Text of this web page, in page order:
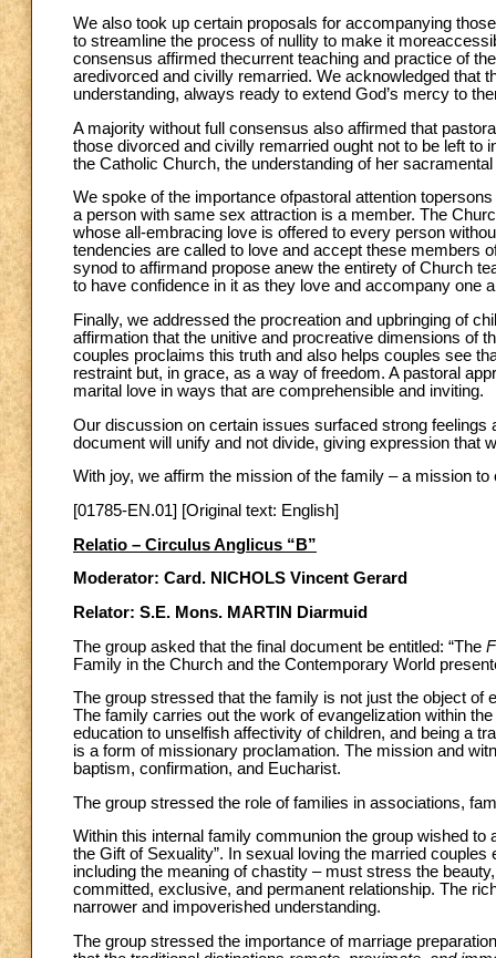
We also took up certain proposals for accompanying
to streamline the process of nullity to make it
consensus affirmed thecurrent teaching and practice of
aredivorced and civilly remarried. We acknowledged that
understanding, always ready to extend God’s mercy to
A majority without full consensus also affirmed that
those divorced and civilly remarried ought not to be left to
the Catholic Church, the understanding of her
We spoke of the importance ofpastoral attention
a person with same sex attraction is a member. The
whose all-embracing love is offered to every person
tendencies are called to love and accept these members
synod to affirmand propose anew the entirety of Church
to have confidence in it as they love and accompany one
Finally, we addressed the procreation and upbringing of
affirmation that the unitive and procreative dimensions of
couples proclaims this truth and also helps couples see
restraint but, in grace, as a way of freedom. A pastoral
marital love in ways that are comprehensible and inviting.
Our discussion on certain issues surfaced strong feelings
document will unify and not divide, giving expression that
With joy, we affirm the mission of the family – a mission
[01785-EN.01] [Original text: English]
Relatio – Circulus Anglicus “B”
Moderator: Card. NICHOLS Vincent Gerard
Relator: S.E. Mons. MARTIN Diarmuid
The group asked that the final document be entitled: “The
Family in the Church and the Contemporary World
The group stressed that the family is not just the object of
The family carries out the work of evangelization within
education to unselfish affectivity of children, and being a
is a form of missionary proclamation. The mission and
baptism, confirmation, and Eucharist.
The group stressed the role of families in associations,
Within this internal family communion the group wished
the Gift of Sexuality”. In sexual loving the married
including the meaning of chastity – must stress the
committed, exclusive, and permanent relationship. The
narrower and impoverished understanding.
The group stressed the importance of marriage